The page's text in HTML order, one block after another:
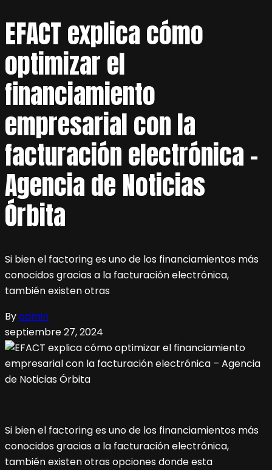
EFACT explica cómo
optimizar el
financiamiento
empresarial con la
facturación electrónica –
Agencia de Noticias
Órbita
Si bien el factoring es uno de los financiamientos más
conocidos gracias a la facturación electrónica,
también existen otras
Byadmin
septiembre 27, 2024
Si bien el factoring es uno de los financiamientos más
conocidos gracias a la facturación electrónica,
también existen otras opciones donde esta